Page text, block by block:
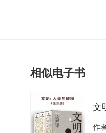
相似电子书
作